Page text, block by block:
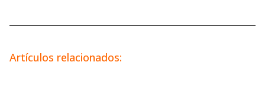
Artículos relacionados: